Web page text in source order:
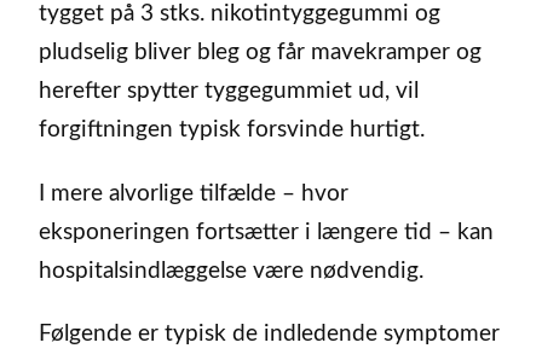
tygget på 3 stks. nikotintyggegummi og
pludselig bliver bleg og får mavekramper og
herefter spytter tyggegummiet ud, vil
forgiftningen typisk forsvinde hurtigt.
I mere alvorlige tilfælde – hvor
eksponeringen fortsætter i længere tid – kan
hospitalsindlæggelse være nødvendig.
Følgende er typisk de indledende symptomer